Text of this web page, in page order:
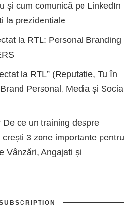
și cum comunică pe LinkedIn
la prezidențiale
la RTL: Personal Branding
la RTL” (Reputație, Tu în
Personal, Media și Social
De ce un training despre
3 zone importante pentru
Vânzări, Angajați și
SUBSCRIPTION